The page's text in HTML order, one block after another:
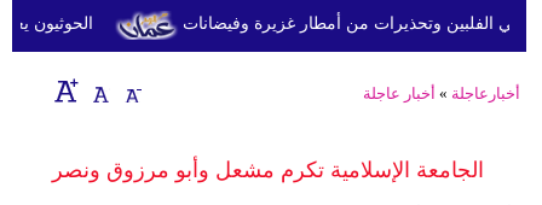
ثقافة
إقتصاد
وموسيقى
الحوثيون الفلبين وتحذيرات من أمطار غزيرة وفيضانات
أخبارعاجلة » أخبار عاجلة
الجامعة الإسلامية تكرم مشعل وأبو مرزوق ونصر